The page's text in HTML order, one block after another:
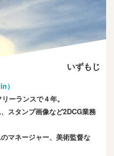
いずもじ
）
ーランスで４年。
スタンプ画像など2DCG業務
マネージャー、美術監督な